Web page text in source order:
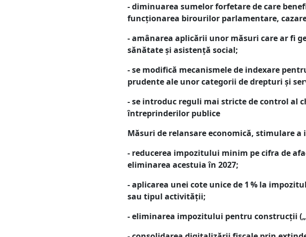
- diminuarea sumelor forfetare de care
funcționarea birourilor parlamentare,
- amânarea aplicării unor măsuri care ar fi
sănătate și asistență social;
- se modifică mecanismele de indexare
prudente ale unor categorii de drepturi și
- se introduc reguli mai stricte de control al
întreprinderilor publice
Măsuri de relansare economică, stimulare
- reducerea impozitului minim pe cifra de
eliminarea acestuia în 2027;
- aplicarea unei cote unice de 1 % la
sau tipul activității;
- eliminarea impozitului pentru construcții